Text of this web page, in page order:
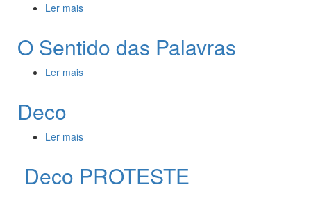
Ler mais
O Sentido das Palavras
Ler mais
Deco
Ler mais
Deco PROTESTE